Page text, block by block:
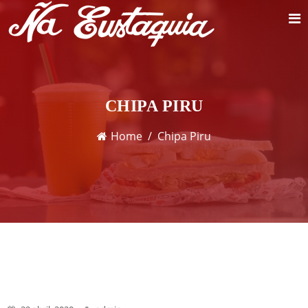
CHIPA PIRU
Home Chipa Piru